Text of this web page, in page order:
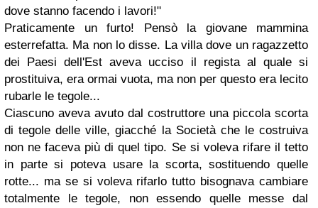
dove stanno facendo i lavori!"
Praticamente un furto! Pensò la giovane mammina
esterrefatta. Ma non lo disse. La villa dove un ragazzetto
dei Paesi dell'Est aveva ucciso il regista al quale si
prostituiva, era ormai vuota, ma non per questo era lecito
rubarle le tegole...
Ciascuno aveva avuto dal costruttore una piccola scorta
di tegole delle ville, giacché la Società che le costruiva
non ne faceva più di quel tipo. Se si voleva rifare il tetto
in parte si poteva usare la scorta, sostituendo quelle
rotte... ma se si voleva rifarlo tutto bisognava cambiare
totalmente le tegole, non essendo quelle messe dal